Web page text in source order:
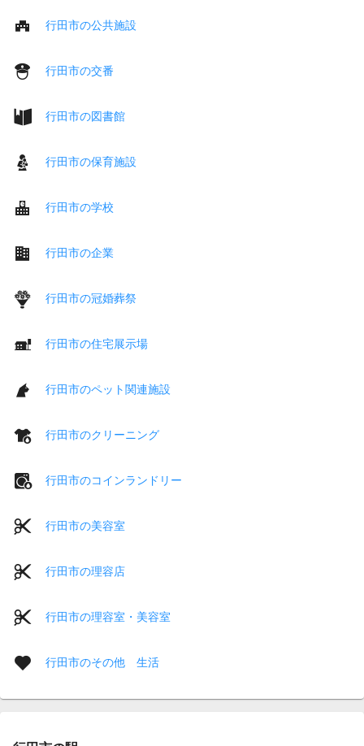
行田市の公共施設
行田市の交番
行田市の図書館
行田市の保育施設
行田市の学校
行田市の企業
行田市の冠婚葬祭
行田市の住宅展示場
行田市のペット関連施設
行田市のクリーニング
行田市のコインランドリー
行田市の美容室
行田市の理容店
行田市の理容室・美容室
行田市のその他 生活